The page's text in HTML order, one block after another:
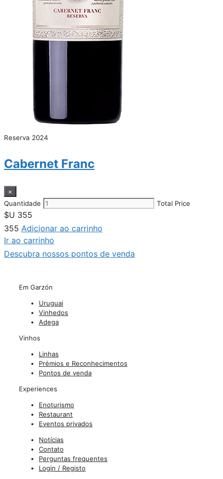
Reserva 2024
Cabernet Franc
×
Quantidade
Total Price
$U 355
355 Adicionar ao carrinho
Ir ao carrinho
Descubra nossos pontos de venda
Em Garzón
Uruguai
Vinhedos
Adega
Vinhos
Linhas
Prémios e Reconhecimentos
Pontos de venda
Experiences
Enoturismo
Restaurant
Eventos privados
Notícias
Contato
Perguntas frequentes
Login / Registo